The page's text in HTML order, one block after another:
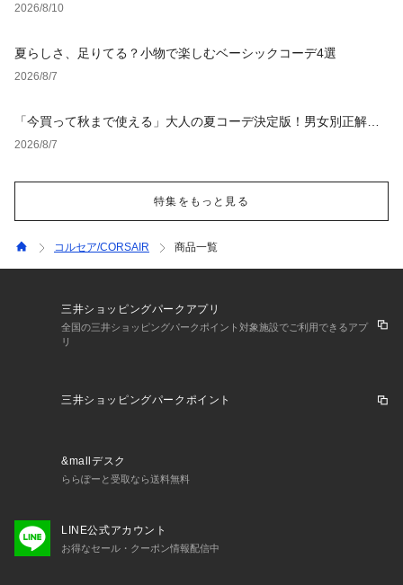
2026/8/10
夏らしさ、足りてる？小物で楽しむベーシックコーデ4選
2026/8/7
「今買って秋まで使える」大人の夏コーデ決定版！男女別正解ス
タイルとNGな着こなし
2026/8/7
特集をもっと見る
コルセア/CORSAIR 商品一覧
三井ショッピングパークアプリ
全国の三井ショッピングパークポイント対象施設でご利用できるアプ
リ
三井ショッピングパークポイント
&mallデスク
ららぽーと受取なら送料無料
LINE公式アカウント
お得なセール・クーポン情報配信中